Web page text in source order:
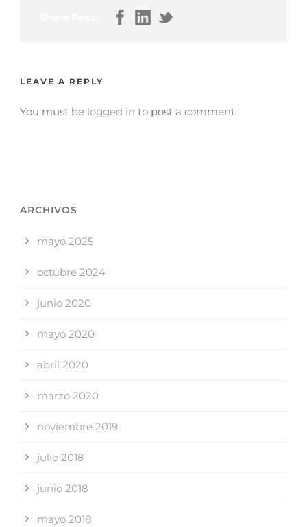
LEAVE A REPLY
You must be logged in to post a comment.
ARCHIVOS
mayo 2025
octubre 2024
junio 2020
mayo 2020
abril 2020
marzo 2020
noviembre 2019
julio 2018
junio 2018
mayo 2018